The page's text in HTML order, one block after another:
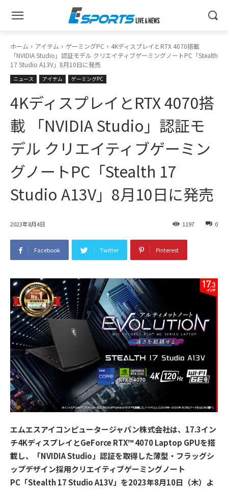
ホーム アイテム ゲーミングPC
4KディスプレイとRTX 4070搭載
「NVIDIA Studio」認証モデル クリエイティブゲーミングノートPC「Stealth
17 Studio A13V」8月10日に発売
ニュース アイテム ゲーミングPC
4KディスプレイとRTX 4070搭
載 「NVIDIA Studio」認証モ
デル クリエイティブゲーミン
グノートPC「Stealth 17
Studio A13V」8月10日に発売
2023年8月4日 0
1197
Facebook Twitter Pinterest
エムエスアイコンピュータージャパン株式会社は、17.3イン
チ4KディスプレイとGeForce RTX™ 4070 Laptop GPUを搭
載し、「NVIDIA Studio」認証を取得した薄型・フラッグシ
ップデザイン採用クリエイティブゲーミングノート
PC「Stealth 17 Studio A13V」を2023年8月10日（木）よ